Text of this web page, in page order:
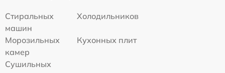
Стиральных
машин
Холодильников
Морозильных
камер
Кухонных плит
Сушильных